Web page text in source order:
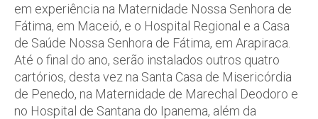
em experiência na Maternidade Nossa Senhora de
Fátima, em Maceió, e o Hospital Regional e a Casa
de Saúde Nossa Senhora de Fátima, em Arapiraca.
Até o final do ano, serão instalados outros quatro
cartórios, desta vez na Santa Casa de Misericórdia
de Penedo, na Maternidade de Marechal Deodoro e
no Hospital de Santana do Ipanema, além da